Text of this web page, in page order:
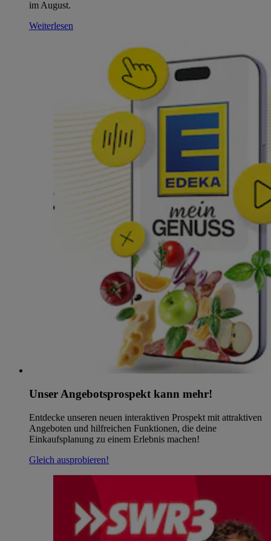
im August.
Weiterlesen
Unser Angebotsprospekt kann mehr!
Entdecke unseren neuen interaktiven Prospekt mit attraktiven
Angeboten und hilfreichen Funktionen, die deine
Einkaufsplanung zu einem Erlebnis machen!
Gleich ausprobieren!